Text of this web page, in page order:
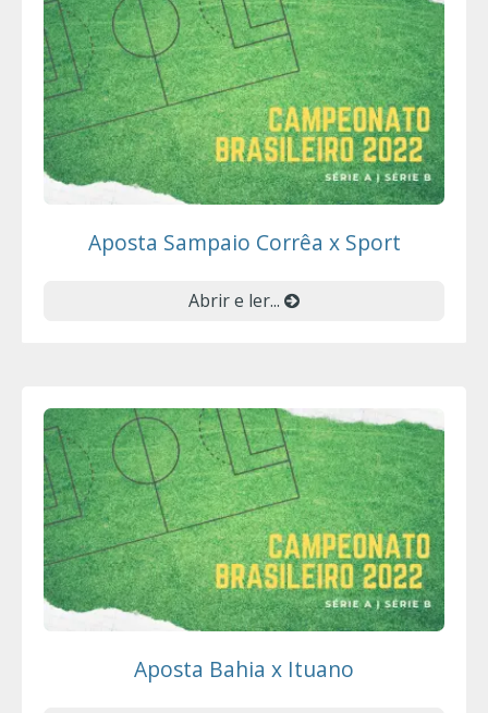
Aposta Sampaio Corrêa x Sport
Abrir e ler...
Aposta Bahia x Ituano